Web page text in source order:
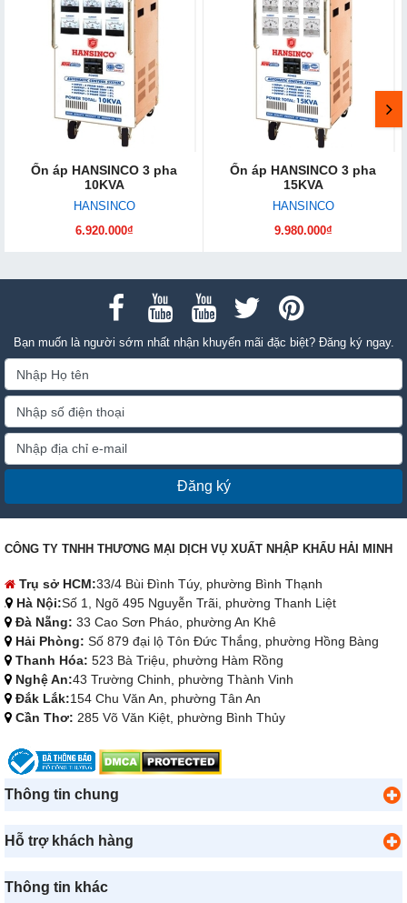
Ổn áp HANSINCO 3 pha
10KVA
HANSINCO
6.920.000₫
Ổn áp HANSINCO 3 pha
15KVA
HANSINCO
9.980.000₫
Bạn muốn là người sớm nhất nhận khuyến mãi đặc biệt? Đăng ký ngay.
Đăng ký
CÔNG TY TNHH THƯƠNG MẠI DỊCH VỤ XUẤT NHẬP KHẨU HẢI MINH
Trụ sở HCM:33/4 Bùi Đình Túy, phường Bình Thạnh
Hà Nội:Số 1, Ngõ 495 Nguyễn Trãi, phường Thanh Liệt
Đà Nẵng: 33 Cao Sơn Pháo, phường An Khê
Hải Phòng: Số 879 đại lộ Tôn Đức Thắng, phường Hồng Bàng
Thanh Hóa: 523 Bà Triệu, phường Hàm Rồng
Nghệ An:43 Trường Chinh, phường Thành Vinh
Đắk Lắk:154 Chu Văn An, phường Tân An
Cần Thơ: 285 Võ Văn Kiệt, phường Bình Thủy
Thông tin chung
Hỗ trợ khách hàng
Thông tin khác